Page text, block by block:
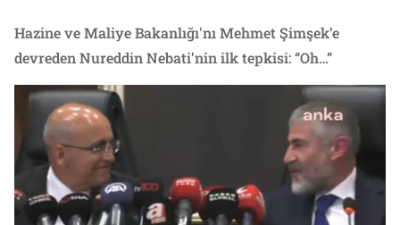
Hazine ve Maliye Bakanlığı'nı Mehmet Şimşek’e
devreden Nureddin Nebati’nin ilk tepkisi: “Oh…”